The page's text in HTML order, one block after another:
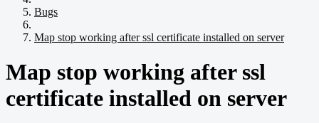
Bugs
Map stop working after ssl certificate installed on server
Map stop working after ssl
certificate installed on server